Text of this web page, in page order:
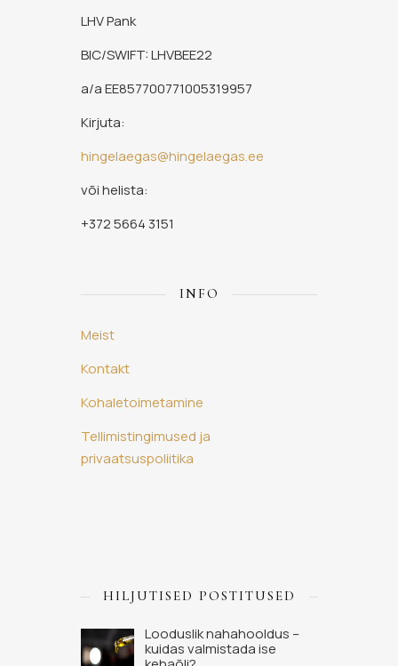
LHV Pank
BIC/SWIFT: LHVBEE22
a/a EE857700771005319957
Kirjuta:
hingelaegas@hingelaegas.ee
või helista:
+372 5664 3151
INFO
Meist
Kontakt
Kohaletoimetamine
Tellimistingimused ja
privaatsuspoliitika
HILJUTISED POSTITUSED
Looduslik nahahooldus –
kuidas valmistada ise